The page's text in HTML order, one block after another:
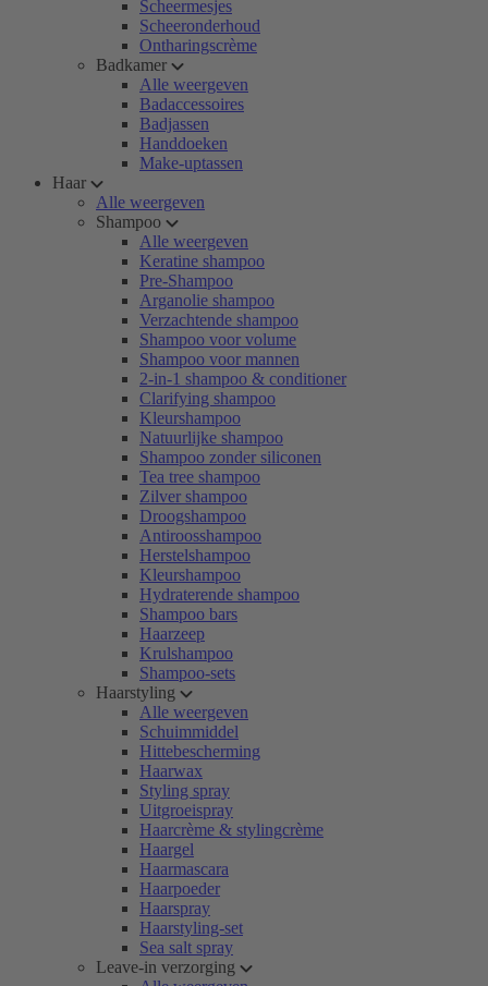
Scheermesjes
Scheeronderhoud
Ontharingscrème
Badkamer
Alle weergeven
Badaccessoires
Badjassen
Handdoeken
Make-uptassen
Haar
Alle weergeven
Shampoo
Alle weergeven
Keratine shampoo
Pre-Shampoo
Arganolie shampoo
Verzachtende shampoo
Shampoo voor volume
Shampoo voor mannen
2-in-1 shampoo & conditioner
Clarifying shampoo
Kleurshampoo
Natuurlijke shampoo
Shampoo zonder siliconen
Tea tree shampoo
Zilver shampoo
Droogshampoo
Antiroosshampoo
Herstelshampoo
Kleurshampoo
Hydraterende shampoo
Shampoo bars
Haarzeep
Krulshampoo
Shampoo-sets
Haarstyling
Alle weergeven
Schuimmiddel
Hittebescherming
Haarwax
Styling spray
Uitgroeispray
Haarcrème & stylingcrème
Haargel
Haarmascara
Haarpoeder
Haarspray
Haarstyling-set
Sea salt spray
Leave-in verzorging